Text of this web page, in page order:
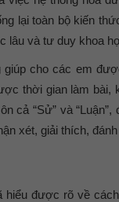
lại toàn bộ kiến
lâu và tư duy khoa
cho các em
thời gian làm
cả “Sử” và
xét, giải thích,
hiểu được rõ về